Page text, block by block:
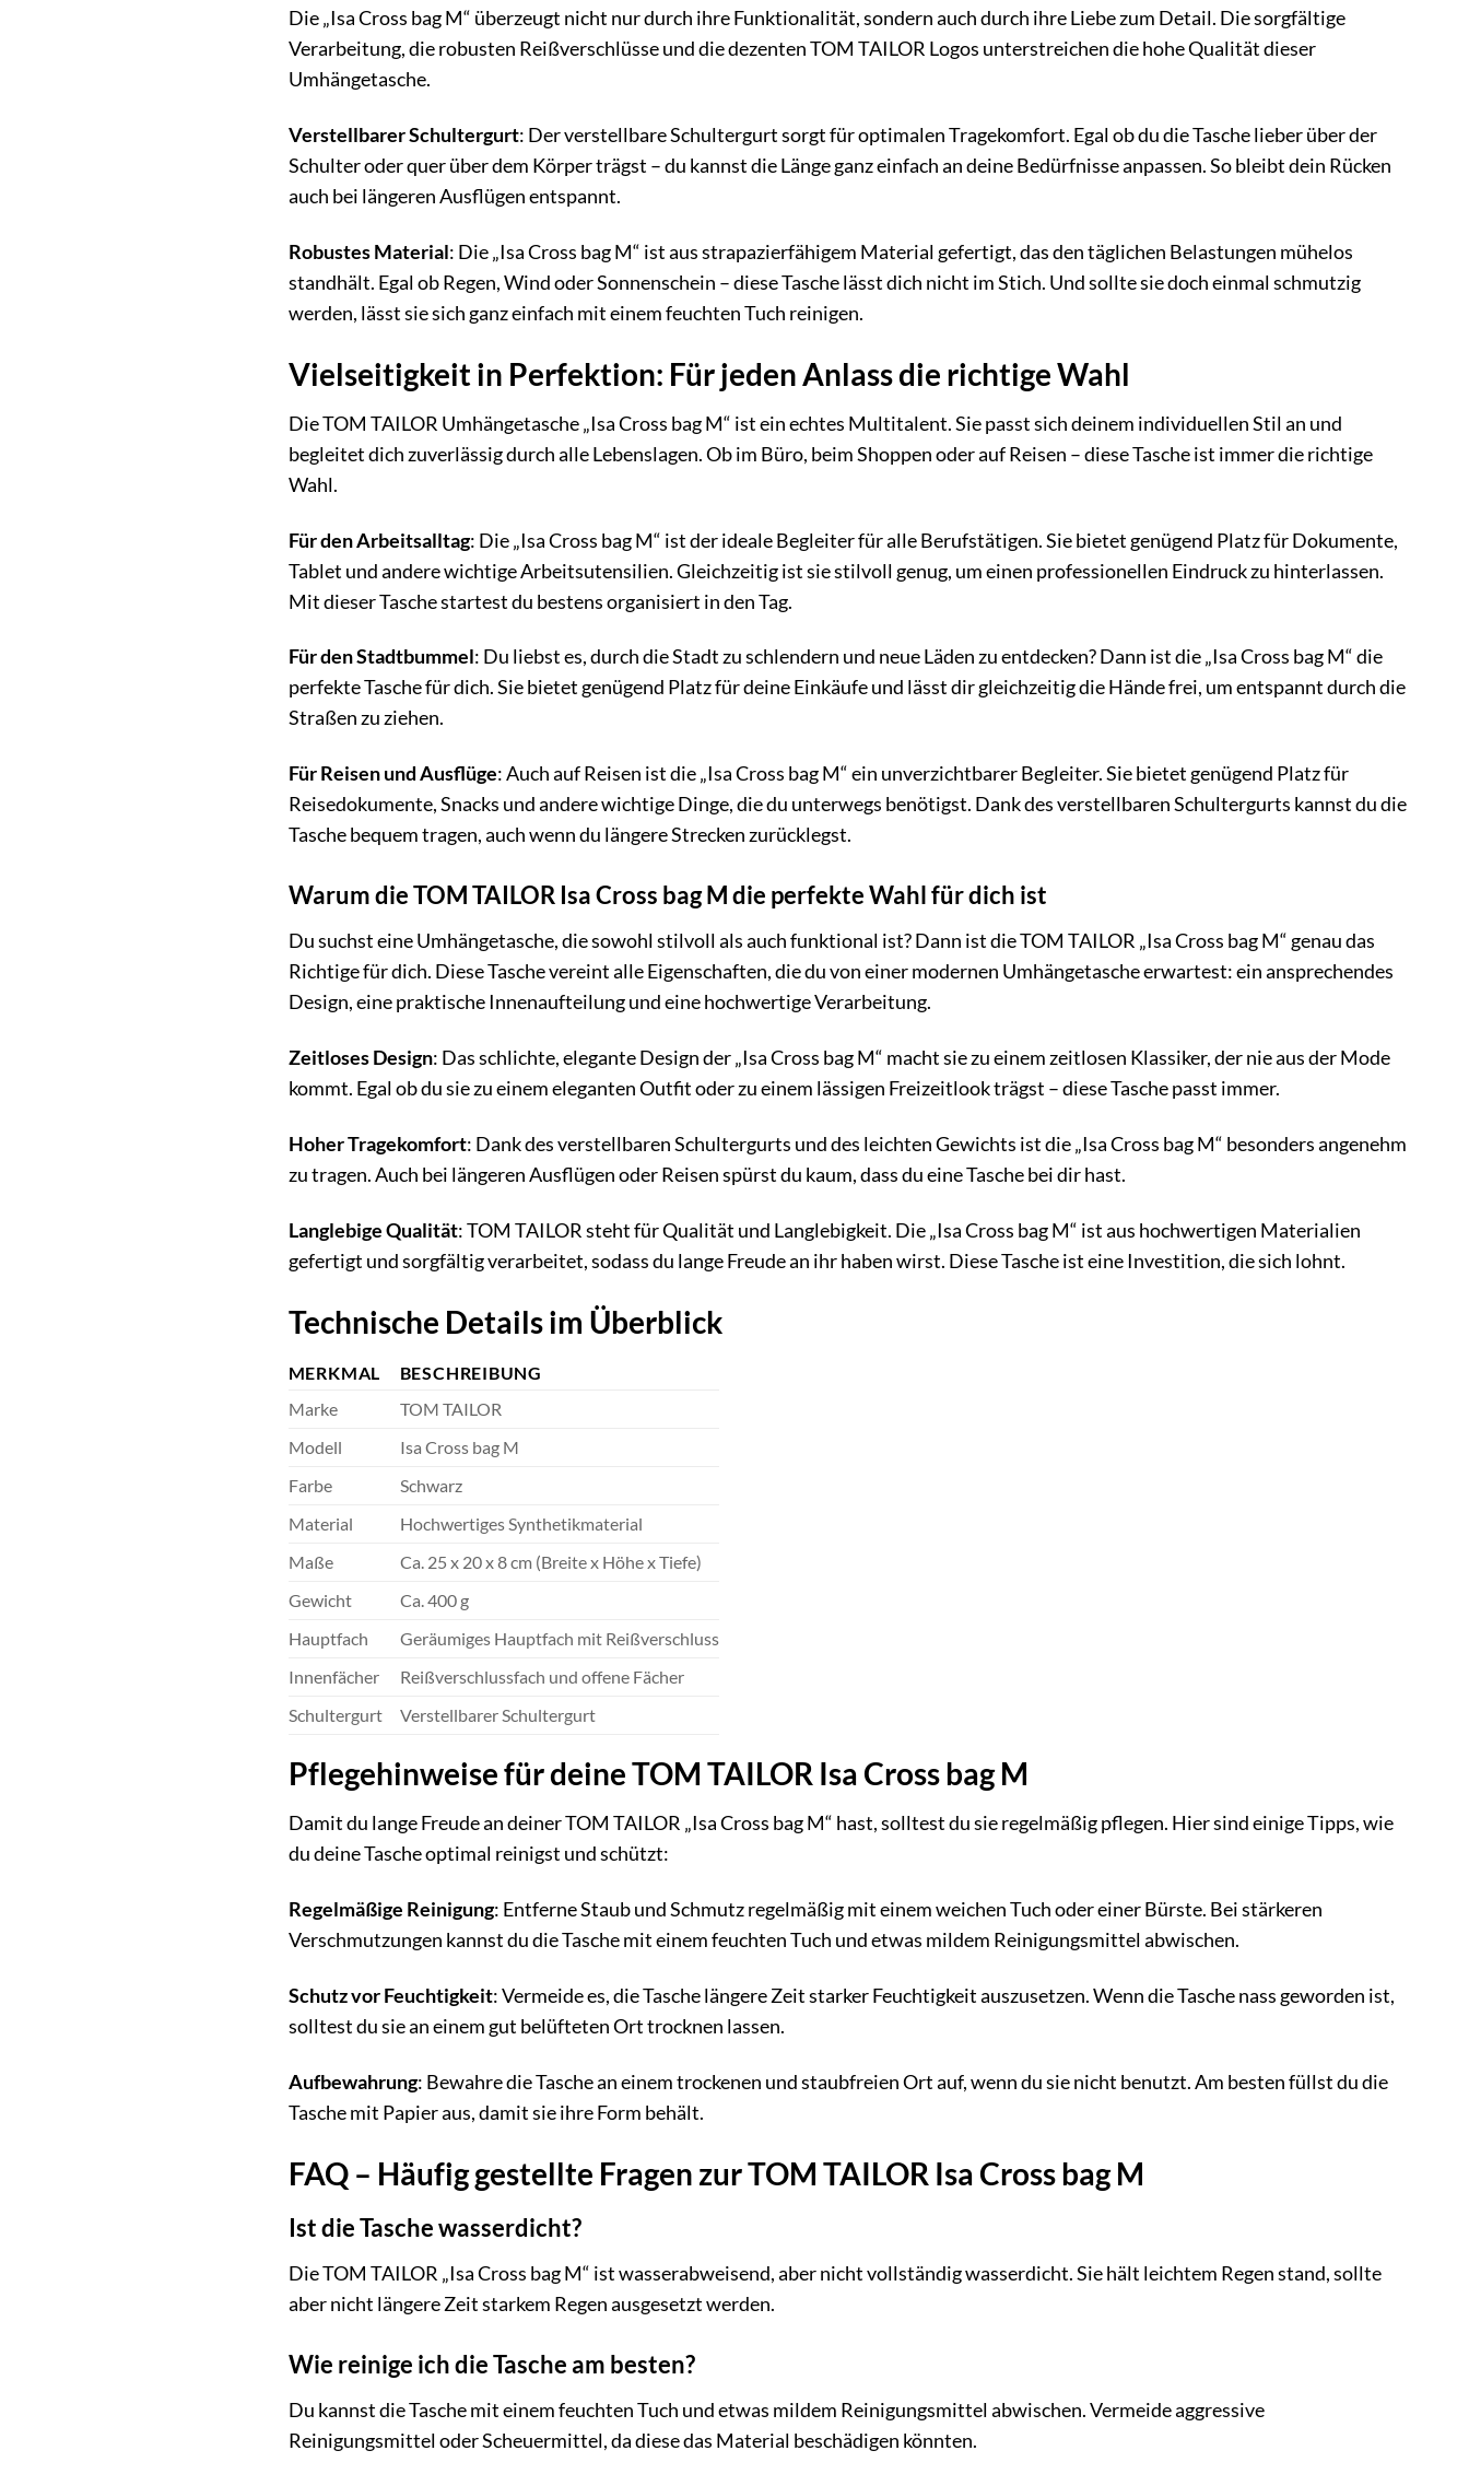
Die „Isa Cross bag M“ überzeugt nicht nur durch ihre Funktionalität, sondern auch durch ihre Liebe zum Detail. Die sorgfältige
Verarbeitung, die robusten Reißverschlüsse und die dezenten TOM TAILOR Logos unterstreichen die hohe Qualität dieser
Umhängetasche.
Verstellbarer Schultergurt: Der verstellbare Schultergurt sorgt für optimalen Tragekomfort. Egal ob du die Tasche lieber über der
Schulter oder quer über dem Körper trägst – du kannst die Länge ganz einfach an deine Bedürfnisse anpassen. So bleibt dein Rücken
auch bei längeren Ausflügen entspannt.
Robustes Material: Die „Isa Cross bag M“ ist aus strapazierfähigem Material gefertigt, das den täglichen Belastungen mühelos
standhält. Egal ob Regen, Wind oder Sonnenschein – diese Tasche lässt dich nicht im Stich. Und sollte sie doch einmal schmutzig
werden, lässt sie sich ganz einfach mit einem feuchten Tuch reinigen.
Vielseitigkeit in Perfektion: Für jeden Anlass die richtige Wahl
Die TOM TAILOR Umhängetasche „Isa Cross bag M“ ist ein echtes Multitalent. Sie passt sich deinem individuellen Stil an und
begleitet dich zuverlässig durch alle Lebenslagen. Ob im Büro, beim Shoppen oder auf Reisen – diese Tasche ist immer die richtige
Wahl.
Für den Arbeitsalltag: Die „Isa Cross bag M“ ist der ideale Begleiter für alle Berufstätigen. Sie bietet genügend Platz für Dokumente,
Tablet und andere wichtige Arbeitsutensilien. Gleichzeitig ist sie stilvoll genug, um einen professionellen Eindruck zu hinterlassen.
Mit dieser Tasche startest du bestens organisiert in den Tag.
Für den Stadtbummel: Du liebst es, durch die Stadt zu schlendern und neue Läden zu entdecken? Dann ist die „Isa Cross bag M“ die
perfekte Tasche für dich. Sie bietet genügend Platz für deine Einkäufe und lässt dir gleichzeitig die Hände frei, um entspannt durch die
Straßen zu ziehen.
Für Reisen und Ausflüge: Auch auf Reisen ist die „Isa Cross bag M“ ein unverzichtbarer Begleiter. Sie bietet genügend Platz für
Reisedokumente, Snacks und andere wichtige Dinge, die du unterwegs benötigst. Dank des verstellbaren Schultergurts kannst du die
Tasche bequem tragen, auch wenn du längere Strecken zurücklegst.
Warum die TOM TAILOR Isa Cross bag M die perfekte Wahl für dich ist
Du suchst eine Umhängetasche, die sowohl stilvoll als auch funktional ist? Dann ist die TOM TAILOR „Isa Cross bag M“ genau das
Richtige für dich. Diese Tasche vereint alle Eigenschaften, die du von einer modernen Umhängetasche erwartest: ein ansprechendes
Design, eine praktische Innenaufteilung und eine hochwertige Verarbeitung.
Zeitloses Design: Das schlichte, elegante Design der „Isa Cross bag M“ macht sie zu einem zeitlosen Klassiker, der nie aus der Mode
kommt. Egal ob du sie zu einem eleganten Outfit oder zu einem lässigen Freizeitlook trägst – diese Tasche passt immer.
Hoher Tragekomfort: Dank des verstellbaren Schultergurts und des leichten Gewichts ist die „Isa Cross bag M“ besonders angenehm
zu tragen. Auch bei längeren Ausflügen oder Reisen spürst du kaum, dass du eine Tasche bei dir hast.
Langlebige Qualität: TOM TAILOR steht für Qualität und Langlebigkeit. Die „Isa Cross bag M“ ist aus hochwertigen Materialien
gefertigt und sorgfältig verarbeitet, sodass du lange Freude an ihr haben wirst. Diese Tasche ist eine Investition, die sich lohnt.
Technische Details im Überblick
MERKMAL
BESCHREIBUNG
Marke
TOM TAILOR
Modell
Isa Cross bag M
Farbe
Schwarz
Material
Hochwertiges Synthetikmaterial
Maße
Ca. 25 x 20 x 8 cm (Breite x Höhe x Tiefe)
Gewicht
Ca. 400 g
Hauptfach
Geräumiges Hauptfach mit Reißverschluss
Innenfächer
Reißverschlussfach und offene Fächer
Schultergurt
Verstellbarer Schultergurt
Pflegehinweise für deine TOM TAILOR Isa Cross bag M
Damit du lange Freude an deiner TOM TAILOR „Isa Cross bag M“ hast, solltest du sie regelmäßig pflegen. Hier sind einige Tipps, wie
du deine Tasche optimal reinigst und schützt:
Regelmäßige Reinigung: Entferne Staub und Schmutz regelmäßig mit einem weichen Tuch oder einer Bürste. Bei stärkeren
Verschmutzungen kannst du die Tasche mit einem feuchten Tuch und etwas mildem Reinigungsmittel abwischen.
Schutz vor Feuchtigkeit: Vermeide es, die Tasche längere Zeit starker Feuchtigkeit auszusetzen. Wenn die Tasche nass geworden ist,
solltest du sie an einem gut belüfteten Ort trocknen lassen.
Aufbewahrung: Bewahre die Tasche an einem trockenen und staubfreien Ort auf, wenn du sie nicht benutzt. Am besten füllst du die
Tasche mit Papier aus, damit sie ihre Form behält.
FAQ – Häufig gestellte Fragen zur TOM TAILOR Isa Cross bag M
Ist die Tasche wasserdicht?
Die TOM TAILOR „Isa Cross bag M“ ist wasserabweisend, aber nicht vollständig wasserdicht. Sie hält leichtem Regen stand, sollte
aber nicht längere Zeit starkem Regen ausgesetzt werden.
Wie reinige ich die Tasche am besten?
Du kannst die Tasche mit einem feuchten Tuch und etwas mildem Reinigungsmittel abwischen. Vermeide aggressive
Reinigungsmittel oder Scheuermittel, da diese das Material beschädigen könnten.